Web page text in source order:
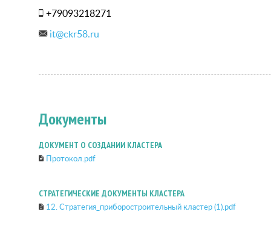
+79093218271
it@ckr58.ru
Документы
ДОКУМЕНТ О СОЗДАНИИ КЛАСТЕРА
Протокол.pdf
СТРАТЕГИЧЕСКИЕ ДОКУМЕНТЫ КЛАСТЕРА
12. Стратегия_приборостроительный кластер (1).pdf